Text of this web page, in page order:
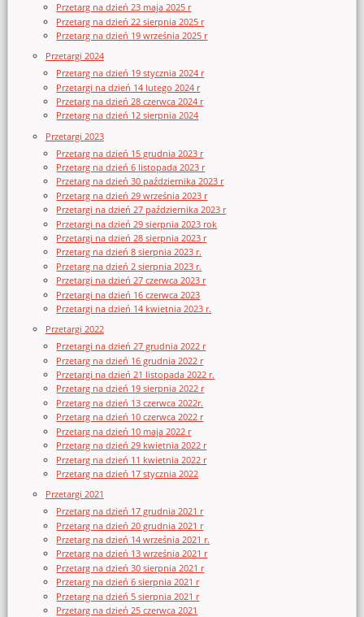
Przetarg na dzień 23 maja 2025 r
Przetarg na dzień 22 sierpnia 2025 r
Przetarg na dzień 19 września 2025 r
Przetargi 2024
Przetarg na dzień 19 stycznia 2024 r
Przetargi na dzień 14 lutego 2024 r
Przetarg na dzień 28 czerwca 2024 r
Przetarg na dzień 12 sierpnia 2024
Przetargi 2023
Przetarg na dzień 15 grudnia 2023 r
Przetarg na dzień 6 listopada 2023 r
Przetarg na dzień 30 października 2023 r
Przetarg na dzień 29 września 2023 r
Przetargi na dzień 27 października 2023 r
Przetargi na dzień 29 sierpnia 2023 rok
Przetargi na dzień 28 sierpnia 2023 r
Przetarg na dzień 8 sierpnia 2023 r.
Przetarg na dzień 2 sierpnia 2023 r.
Przetargi na dzień 27 czerwca 2023 r
Przetargi na dzień 16 czerwca 2023
Przetargi na dzień 14 kwietnia 2023 r.
Przetargi 2022
Przetargi na dzień 27 grudnia 2022 r
Przetarg na dzień 16 grudnia 2022 r
Przetargi na dzień 21 listopada 2022 r.
Przetarg na dzień 19 sierpnia 2022 r
Przetarg na dzień 13 czerwca 2022r.
Przetarg na dzień 10 czerwca 2022 r
Przetarg na dzień 10 maja 2022 r
Przetarg na dzień 29 kwietnia 2022 r
Przetarg na dzień 11 kwietnia 2022 r
Przetarg na dzień 17 stycznia 2022
Przetargi 2021
Przetarg na dzień 17 grudnia 2021 r
Przetarg na dzień 20 grudnia 2021 r
Przetarg na dzień 14 września 2021 r.
Przetarg na dzień 13 września 2021 r
Przetarg na dzień 30 sierpnia 2021 r
Przetarg na dzień 6 sierpnia 2021 r
Przetarg na dzień 5 sierpnia 2021 r
Przetarg na dzień 25 czerwca 2021